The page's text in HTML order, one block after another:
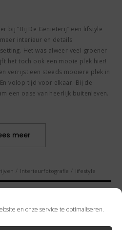
en onze service te optimaliseren.
bij “Bij De Genieterij” een lifstyle
interieur en details
Het was alweer veel groener
het toch ook een mooie plek hier!
verrijst een steeds mooiere plek in
volop tijd voor elkaar. Bij de
een oase van heerlijk buitenleven.
meer
/ Interieurfotografie / lifestyle